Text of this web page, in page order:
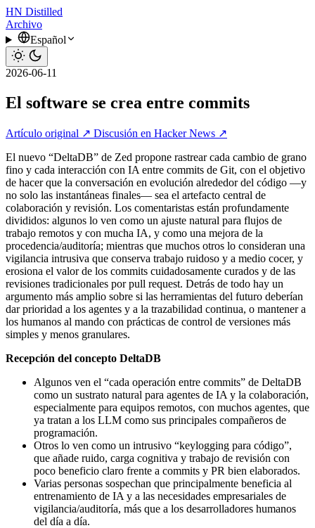
HN Distilled
Archivo
Español
2026-06-11
El software se crea entre commits
Artículo original ↗ Discusión en Hacker News ↗
El nuevo “DeltaDB” de Zed propone rastrear cada cambio de grano
fino y cada interacción con IA entre commits de Git, con el objetivo
de hacer que la conversación en evolución alrededor del código —y
no solo las instantáneas finales— sea el artefacto central de
colaboración y revisión. Los comentaristas están profundamente
divididos: algunos lo ven como un ajuste natural para flujos de
trabajo remotos y con mucha IA, y como una mejora de la
procedencia/auditoría; mientras que muchos otros lo consideran una
vigilancia intrusiva que conserva trabajo ruidoso y a medio cocer, y
erosiona el valor de los commits cuidadosamente curados y de las
revisiones tradicionales por pull request. Detrás de todo hay un
argumento más amplio sobre si las herramientas del futuro deberían
dar prioridad a los agentes y a la trazabilidad continua, o mantener a
los humanos al mando con prácticas de control de versiones más
simples y menos granulares.
Recepción del concepto DeltaDB
Algunos ven el “cada operación entre commits” de DeltaDB
como un sustrato natural para agentes de IA y la colaboración,
especialmente para equipos remotos, con muchos agentes, que
ya tratan a los LLM como sus principales compañeros de
programación.
Otros lo ven como un intrusivo “keylogging para código”,
que añade ruido, carga cognitiva y trabajo de revisión con
poco beneficio claro frente a commits y PR bien elaborados.
Varias personas sospechan que principalmente beneficia al
entrenamiento de IA y a las necesidades empresariales de
vigilancia/auditoría, más que a los desarrolladores humanos
del día a día.